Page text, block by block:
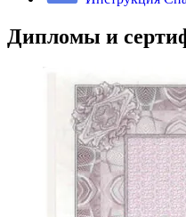
Дипломы и